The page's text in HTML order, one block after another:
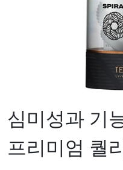
심미성과 기
프리미엄 퀄